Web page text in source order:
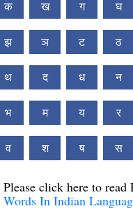
क ख ग घ
झ ञ ट ठ
थ द ध न
भ म य र
व श ष स
Please click here to read
Words In Indian